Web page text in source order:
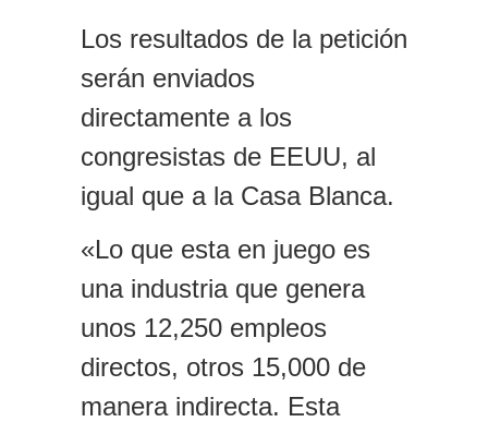
Los resultados de la petición
serán enviados
directamente a los
congresistas de EEUU, al
igual que a la Casa Blanca.
«Lo que esta en juego es
una industria que genera
unos 12,250 empleos
directos, otros 15,000 de
manera indirecta. Esta